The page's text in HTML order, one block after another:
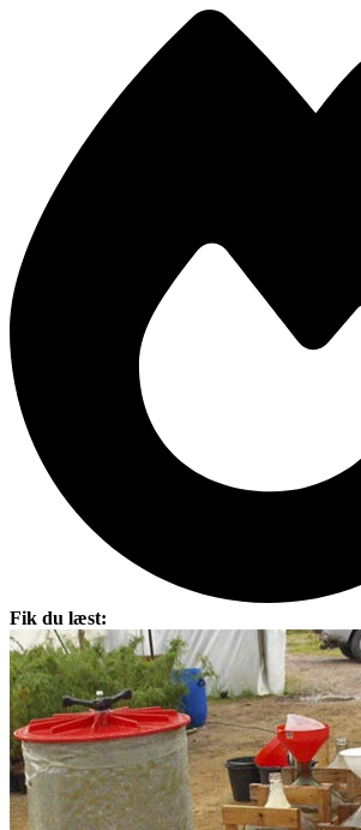
Fik du læst: